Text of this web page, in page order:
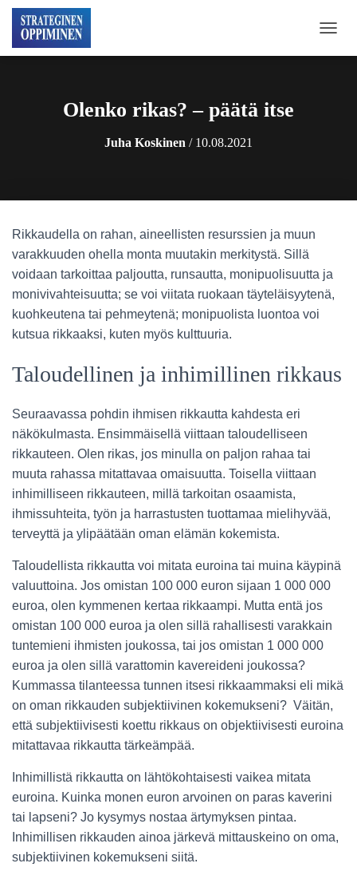
A
P
Olenko rikas? – päätä itse
Juha Koskinen / 10.08.2021
Rikkaudella on rahan, aineellisten resurssien ja muun
varakkuuden ohella monta muutakin merkitystä. Sillä
voidaan tarkoittaa paljoutta, runsautta, monipuolisuutta ja
monivivahteisuutta; se voi viitata ruokaan täyteläisyytenä,
kuohkeutena tai pehmeytenä; monipuolista luontoa voi
kutsua rikkaaksi, kuten myös kulttuuria.
Taloudellinen ja inhimillinen rikkaus
Seuraavassa pohdin ihmisen rikkautta kahdesta eri
näkökulmasta. Ensimmäisellä viittaan taloudelliseen
rikkauteen. Olen rikas, jos minulla on paljon rahaa tai
muuta rahassa mitattavaa omaisuutta. Toisella viittaan
inhimilliseen rikkauteen, millä tarkoitan osaamista,
ihmissuhteita, työn ja harrastusten tuottamaa mielihyvää,
terveyttä ja ylipäätään oman elämän kokemista.
Taloudellista rikkautta voi mitata euroina tai muina käypinä
valuuttoina. Jos omistan 100 000 euron sijaan 1 000 000
euroa, olen kymmenen kertaa rikkaampi. Mutta entä jos
omistan 100 000 euroa ja olen sillä rahallisesti varakkain
tuntemieni ihmisten joukossa, tai jos omistan 1 000 000
euroa ja olen sillä varattomin kavereideni joukossa?
Kummassa tilanteessa tunnen itsesi rikkaammaksi eli mikä
on oman rikkauden subjektiivinen kokemukseni? Väitän,
että subjektiivisesti koettu rikkaus on objektiivisesti euroina
mitattavaa rikkautta tärkeämpää.
Inhimillistä rikkautta on lähtökohtaisesti vaikea mitata
euroina. Kuinka monen euron arvoinen on paras kaverini
tai lapseni? Jo kysymys nostaa ärtymyksen pintaa.
Inhimillisen rikkauden ainoa järkevä mittauskeino on oma,
subjektiivinen kokemukseni siitä.